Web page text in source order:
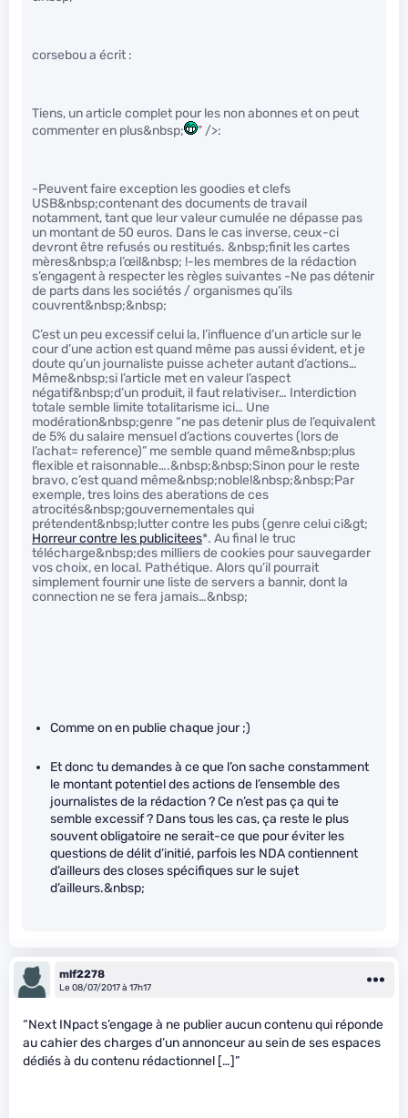
corsebou a écrit :
Tiens, un article complet pour les non abonnes et on peut
commenter en plus&nbsp;
" />:
-Peuvent faire exception les goodies et clefs
USB&nbsp;contenant des documents de travail
notamment, tant que leur valeur cumulée ne dépasse pas
un montant de 50 euros. Dans le cas inverse, ceux-ci
devront être refusés ou restitués. &nbsp;finit les cartes
mères&nbsp;a l’œil&nbsp; !-les membres de la rédaction
s’engagent à respecter les règles suivantes -Ne pas détenir
de parts dans les sociétés / organismes qu’ils
couvrent&nbsp;&nbsp;
C’est un peu excessif celui la, l’influence d’un article sur le
cour d’une action est quand même pas aussi évident, et je
doute qu’un journaliste puisse acheter autant d’actions…
Même&nbsp;si l’article met en valeur l’aspect
négatif&nbsp;d’un produit, il faut relativiser… Interdiction
totale semble limite totalitarisme ici… Une
modération&nbsp;genre “ne pas detenir plus de l’equivalent
de 5% du salaire mensuel d’actions couvertes (lors de
l’achat= reference)” me semble quand même&nbsp;plus
flexible et raisonnable….&nbsp;&nbsp;Sinon pour le reste
bravo, c’est quand même&nbsp;noble!&nbsp;&nbsp;Par
exemple, tres loins des aberations de ces
atrocités&nbsp;gouvernementales qui
prétendent&nbsp;lutter contre les pubs (genre celui ci&gt;
Horreur contre les publicitees*. Au final le truc
télécharge&nbsp;des milliers de cookies pour sauvegarder
vos choix, en local. Pathétique. Alors qu’il pourrait
simplement fournir une liste de servers a bannir, dont la
connection ne se fera jamais…&nbsp;
Comme on en publie chaque jour ;)
Et donc tu demandes à ce que l’on sache constamment
le montant potentiel des actions de l’ensemble des
journalistes de la rédaction ? Ce n’est pas ça qui te
semble excessif ? Dans tous les cas, ça reste le plus
souvent obligatoire ne serait-ce que pour éviter les
questions de délit d’initié, parfois les NDA contiennent
d’ailleurs des closes spécifiques sur le sujet
d’ailleurs.&nbsp;
mlf2278
Le 08/07/2017 à 17h17
“Next INpact s’engage à ne publier aucun contenu qui réponde
au cahier des charges d’un annonceur au sein de ses espaces
dédiés à du contenu rédactionnel […]”